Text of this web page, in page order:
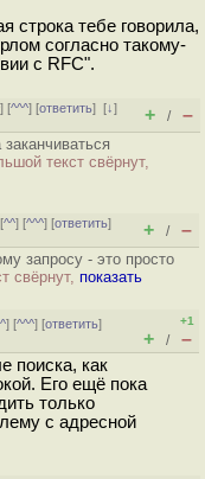
строка тебе говорила,
согласно такому-
с RFC".
] [^^^] [ответить][↓]
+ / –
текст свёрнут,
^^] [^^^] [ответить]
+ / –
запросу - это просто
свёрнут, показать
] [^^^] [ответить]
+1
+ / –
поиска, как
Его ещё пока
только
с адресной